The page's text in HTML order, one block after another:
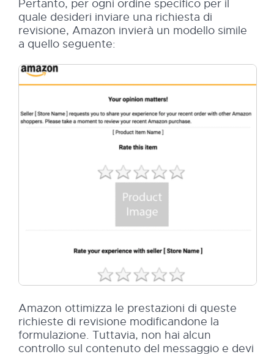
Pertanto, per ogni ordine specifico per il
quale desideri inviare una richiesta di
revisione, Amazon invierà un modello simile
a quello seguente:
Amazon ottimizza le prestazioni di queste
richieste di revisione modificandone la
formulazione. Tuttavia, non hai alcun
controllo sul contenuto del messaggio e devi